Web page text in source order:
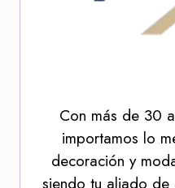
Con más de 30
importamos lo
decoración y